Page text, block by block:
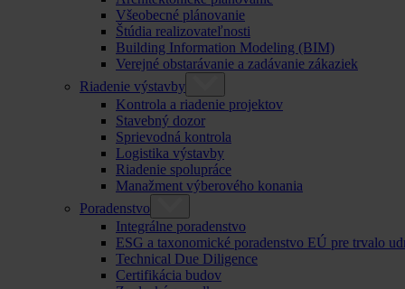
Všeobecné plánovanie
Štúdia realizovateľnosti
Building Information Modeling (BIM)
Verejné obstarávanie a zadávanie zákaziek
Riadenie výstavby
Kontrola a riadenie projektov
Stavebný dozor
Sprievodná kontrola
Logistika výstavby
Riadenie spolupráce
Manažment výberového konania
Poradenstvo
Integrálne poradenstvo
ESG a taxonomické poradenstvo EÚ pre trvalo
Technical Due Diligence
Certifikácia budov